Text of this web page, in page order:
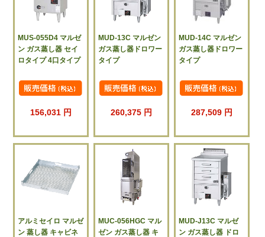
MUS-055D4 マルゼ
ン ガス蒸し器 セイ
ロタイプ 4口タイプ
156,031 円
MUD-13C マルゼン
ガス蒸し器ドロワー
タイプ
260,375 円
MUD-14C マルゼン
ガス蒸し器ドロワー
タイプ
287,509 円
アルミセイロ マルゼ
ン 蒸し器 キャビネ
MUC-056HGC マル
ゼン ガス蒸し器 キ
MUD-J13C マルゼ
ン ガス蒸し器 ドロ